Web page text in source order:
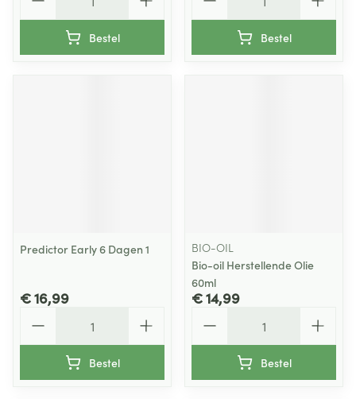
Bestel Bestel
Predictor Early 6 Dagen 1
€ 16,99
Bestel
BIO-OIL
Bio-oil Herstellende Olie
60ml
€ 14,99
Bestel